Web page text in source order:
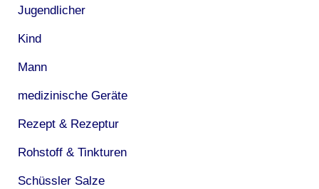
Jugendlicher
Kind
Mann
medizinische Geräte
Rezept & Rezeptur
Rohstoff & Tinkturen
Schüssler Salze